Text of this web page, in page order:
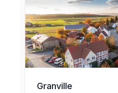
Granville